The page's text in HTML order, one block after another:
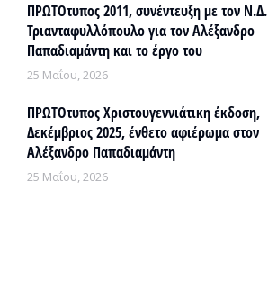
ΠΡΩΤΟτυπος 2011, συνέντευξη με τον Ν.Δ.
Τριανταφυλλόπουλο για τον Αλέξανδρο
Παπαδιαμάντη και το έργο του
25 Μαΐου, 2026
ΠΡΩΤΟτυπος Χριστουγεννιάτικη έκδοση,
Δεκέμβριος 2025, ένθετο αφιέρωμα στον
Αλέξανδρο Παπαδιαμάντη
25 Μαΐου, 2026